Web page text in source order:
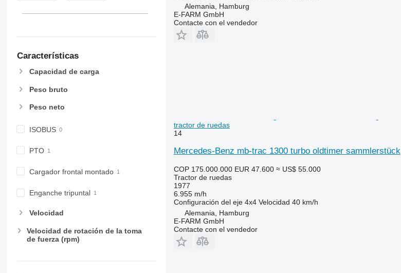
6150 R
6155
6175
6190
6195 R
6210
6230
6300
6310
6320
7618
7619
7624
7716
7719
7722
8220
8250
8650
8660
Características
Capacidad de carga
Peso bruto
Peso neto
ISOBUS
PTO
Cargador frontal montado
Enganche tripuntal
Velocidad
Velocidad de rotación de la toma
de fuerza (rpm)
Alemania, Hamburg
E-FARM GmbH
Contacte con el vendedor
tractor de ruedas
14
Mercedes-Benz mb-trac 1300 turbo oldtimer sammlerstück
COP 175.000.000 EUR 47.600 ≈ US$ 55.000
Tractor de ruedas
1977
6.955 m/h
Configuración del eje 4x4 Velocidad 40 km/h
Alemania, Hamburg
E-FARM GmbH
Contacte con el vendedor